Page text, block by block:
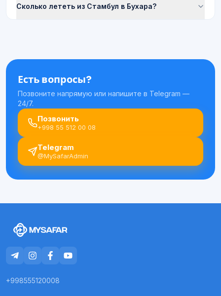
Сколько лететь из Стамбул в Бухара?
Есть вопросы?
Позвоните напрямую или напишите в Telegram —
24/7.
Позвонить
+998 55 512 00 08
Telegram
@MySafarAdmin
+998555120008